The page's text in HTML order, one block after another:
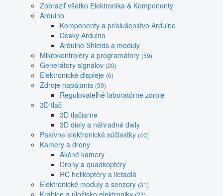
Zobraziť všetko Elektronika & Komponenty
Arduino
Komponenty a príslušenstvo Arduino
Dosky Arduino
Arduino Shields a moduly
Mikrokontroléry a programátory (59)
Generátory signálov (20)
Elektronické displeje (6)
Zdroje napájania (39)
Regulovateľné laboratórne zdroje
3D tlač
3D tlačiarne
3D diely a náhradné diely
Pasívne elektronické súčiastky (40)
Kamery a drony
Akčné kamery
Drony a quadkoptéry
RC helikoptéry a lietadlá
Elektronické moduly a senzory (31)